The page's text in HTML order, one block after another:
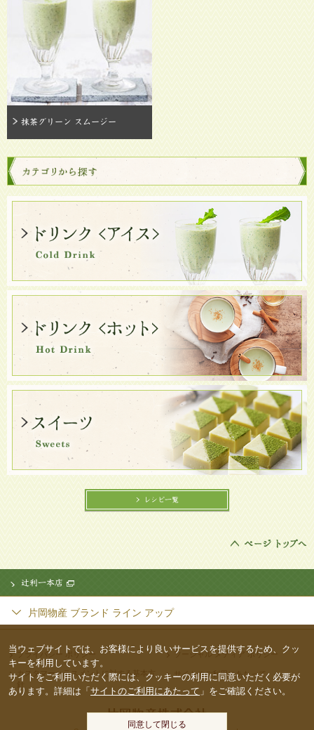
抹茶グリーン スムージー
レシピ一覧
辻󠄀利一本店
片岡物産 ブランド ライン アップ
プライバシー ポリシー ソーシャル メディア ポリシー
カスタマーハラスメントに対する基本方
針
サイトのご利用にあたって
当ウェブサイトでは、お客様により良いサービスを提供するため、クッ
キーを利用しています。
サイトをご利用いただく際には、クッキーの利用に同意いただく必要が
あります。詳細は「 サイトのご利用にあたって 」をご確認ください。
同意して閉じる